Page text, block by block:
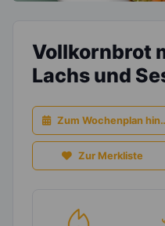
Vollkornbrot
Lachs und
Zum Wochenplan
Zur Merkliste